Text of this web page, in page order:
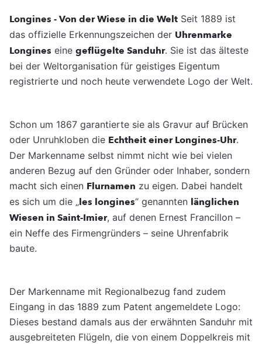
Longines - Von der Wiese in die Welt Seit 1889 ist
das offizielle Erkennungszeichen der Uhrenmarke
Longines eine geflügelte Sanduhr. Sie ist das älteste
bei der Weltorganisation für geistiges Eigentum
registrierte und noch heute verwendete Logo der Welt.
Schon um 1867 garantierte sie als Gravur auf Brücken
oder Unruhkloben die Echtheit einer Longines-Uhr.
Der Markenname selbst nimmt nicht wie bei vielen
anderen Bezug auf den Gründer oder Inhaber, sondern
macht sich einen Flurnamen zu eigen. Dabei handelt
es sich um die „les longines“ genannten länglichen
Wiesen in Saint-Imier, auf denen Ernest Francillon –
ein Neffe des Firmengründers – seine Uhrenfabrik
baute.
Der Markenname mit Regionalbezug fand zudem
Eingang in das 1889 zum Patent angemeldete Logo:
Dieses bestand damals aus der erwähnten Sanduhr mit
ausgebreiteten Flügeln, die von einem Doppelkreis mit